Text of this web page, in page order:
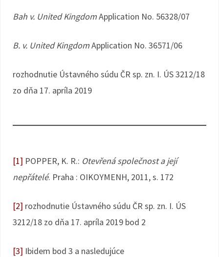
Bah v. United KingdomApplication No. 56328/07
B. v. United KingdomApplication No. 36571/06
rozhodnutie Ústavného súdu ČR sp. zn. I. ÚS 3212/18
zo dňa 17. apríla 2019
[1] POPPER, K. R.: Otevřená společnost a její
nepřátelé. Praha : OIKOYMENH, 2011, s. 172
[2] rozhodnutie Ústavného súdu ČR sp. zn. I. ÚS
3212/18 zo dňa 17. apríla 2019 bod 2
[3] Ibidem bod 3 a nasledujúce